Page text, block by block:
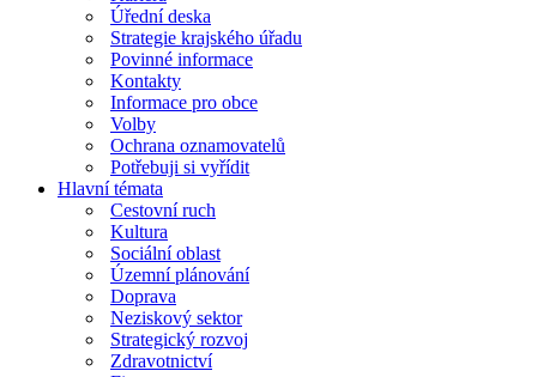
Úřední deska
Strategie krajského úřadu
Povinné informace
Kontakty
Informace pro obce
Volby
Ochrana oznamovatelů
Potřebuji si vyřídit
Hlavní témata
Cestovní ruch
Kultura
Sociální oblast
Územní plánování
Doprava
Neziskový sektor
Strategický rozvoj
Zdravotnictví